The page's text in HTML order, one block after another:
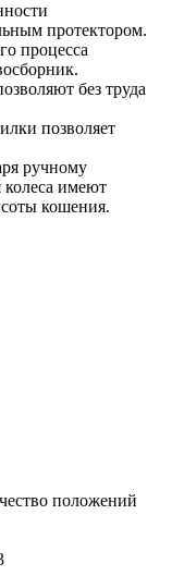
протектором.
процесса
без труда
позволяет
ручному
колеса имеют
кошения.
положений